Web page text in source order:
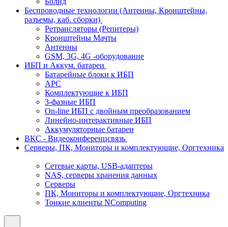
Беспроводные технологии (Антенны, Кронштейны,
разъемы, каб. сборки)
Ретрансляторы (Репитеры)
Кронштейны Мачты
Антенны
GSM, 3G, 4G -оборудование
ИБП и Аккум. батареи
Батарейные блоки к ИБП
APC
Комплектующие к ИБП
3-фазные ИБП
On-line ИБП с двойным преобразованием
Линейно-интерактивные ИБП
Аккумуляторные батареи
ВКС - Видеоконференцсвязь
Серверы, ПК, Мониторы и комплектующие, Оргтехника
Сетевые карты, USB-адаптеры
NAS, серверы хранения данных
Серверы
ПК, Мониторы и комплектующие, Оргтехника
Тонкие клиенты NComputing